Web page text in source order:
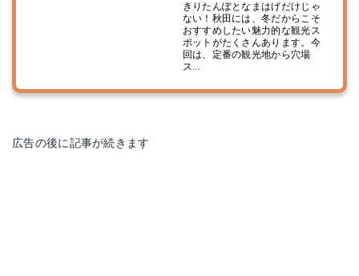
きりたんぽとなまはげだけじゃ
ない！秋田には、冬だからこそ
おすすめしたい魅力的な観光ス
ポットがたくさんあります。今
回は、定番の観光地から穴場
ス...
広告の後に記事が続きます